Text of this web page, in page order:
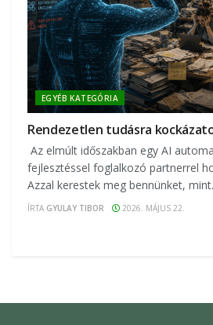
EGYÉB KATEGÓRIA
Rendezetlen tudásra
Az elmúlt időszakban egy AI
fejlesztéssel foglalkozó partnerrel
Azzal kerestek meg bennünket,
ÍRTA GYULAY TIBOR 2026. MÁJUS 22.